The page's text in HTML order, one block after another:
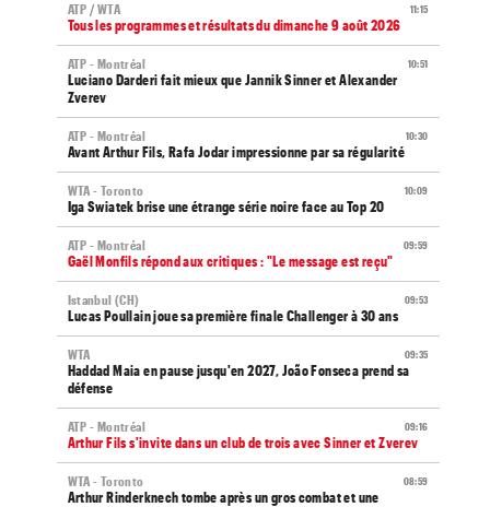
11:15
ATP / WTA
Tous les programmes et résultats du dimanche 9 août 2026
10:51
ATP - Montréal
Luciano Darderi fait mieux que Jannik Sinner et Alexander
Zverev
10:30
ATP - Montréal
Avant Arthur Fils, Rafa Jodar impressionne par sa régularité
10:09
WTA - Toronto
Iga Swiatek brise une étrange série noire face au Top 20
09:59
ATP - Montréal
Gaël Monfils répond aux critiques : "Le message est reçu"
09:53
Istanbul (CH)
Lucas Poullain joue sa première finale Challenger à 30 ans
09:35
WTA
Haddad Maia en pause jusqu'en 2027, João Fonseca prend sa
défense
09:16
ATP - Montréal
Arthur Fils s'invite dans un club de trois avec Sinner et Zverev
08:59
WTA - Toronto
Arthur Rinderknech tombe après un gros combat et une